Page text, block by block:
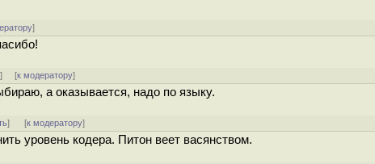
]
] [к модератору]
а оказывается, надо по языку.
] [к модератору]
уровень кодера. Питон веет васянством.